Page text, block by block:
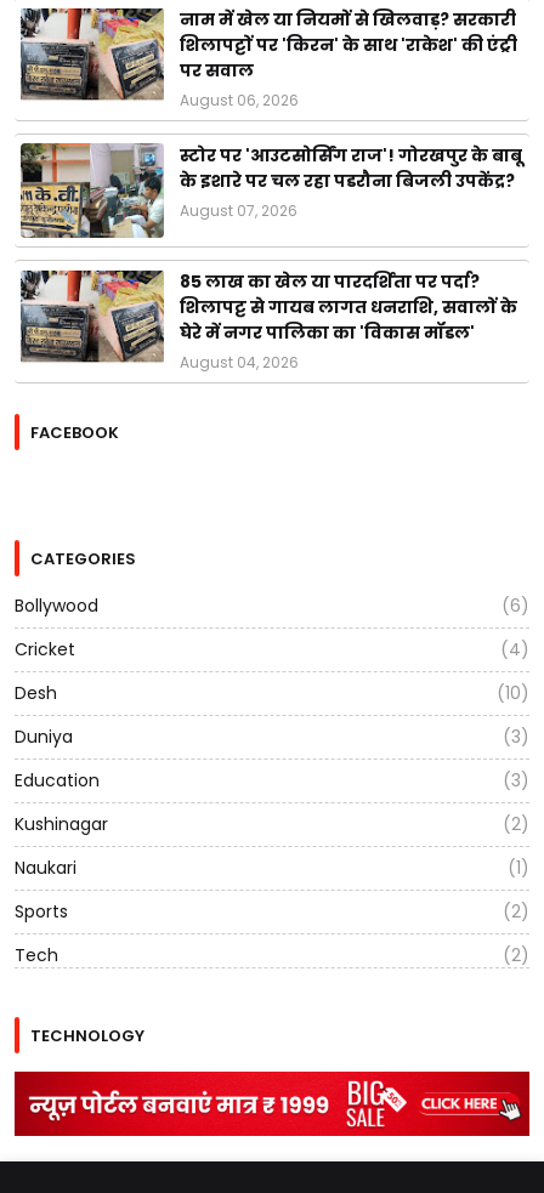
नाम में खेल या नियमों से खिलवाड़? सरकारी
शिलापट्टों पर 'किरन' के साथ 'राकेश' की एंट्री
पर सवाल
August 06, 2026
स्टोर पर 'आउटसोर्सिंग राज'! गोरखपुर के बाबू
के इशारे पर चल रहा पडरौना बिजली उपकेंद्र?
August 07, 2026
85 लाख का खेल या पारदर्शिता पर पर्दा?
शिलापट्ट से गायब लागत धनराशि, सवालों के
घेरे में नगर पालिका का 'विकास मॉडल'
August 04, 2026
FACEBOOK
CATEGORIES
Bollywood
(6)
Cricket
(4)
Desh
(10)
Duniya
(3)
Education
(3)
Kushinagar
(2)
Naukari
(1)
Sports
(2)
Tech
(2)
TECHNOLOGY